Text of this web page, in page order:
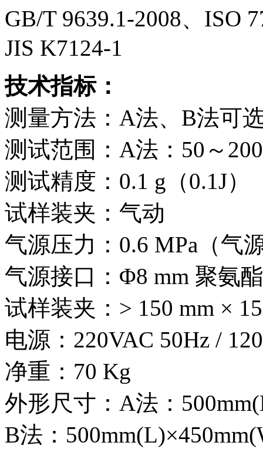
GB/T 9639.1-2008、ISO
JIS K7124-1
技术指标：
测量方法：A法、B法可
测试范围：A法：50～
测试精度：0.1 g（0.1J）
试样装夹：气动
气源压力：0.6 MPa（气
气源接口：Φ8 mm 聚氨
试样装夹：> 150 mm ×
电源：220VAC 50Hz /
净重：70 Kg
外形尺寸：A法：
B法：